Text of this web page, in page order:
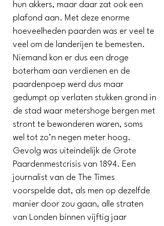
hun akkers, maar daar zat ook een
plafond aan. Met deze enorme
hoeveelheden paarden was er veel te
veel om de landerijen te bemesten.
Niemand kon er dus een droge
boterham aan verdienen en de
paardenpoep werd dus maar
gedumpt op verlaten stukken grond in
de stad waar metershoge bergen met
stront te bewonderen waren, soms
wel tot zo’n negen meter hoog.
Gevolg was uiteindelijk de Grote
Paardenmestcrisis van 1894. Een
journalist van de The Times
voorspelde dat, als men op dezelfde
manier door zou gaan, alle straten
van Londen binnen vijftig jaar